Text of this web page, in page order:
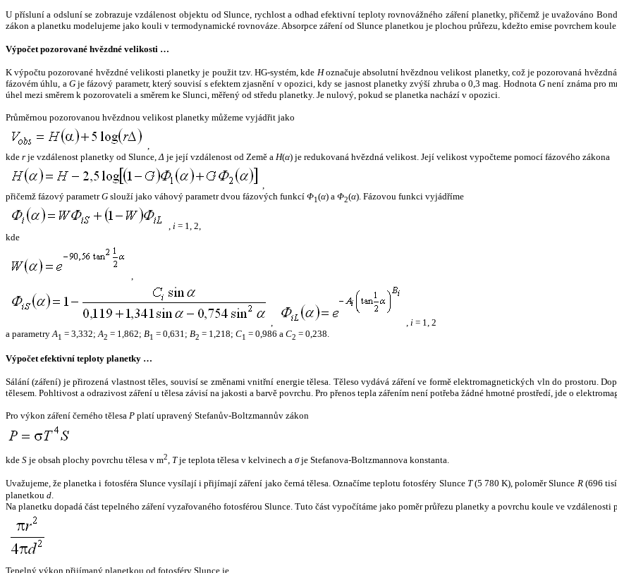
U přísluní a odsluní se zobrazuje vzdálenost objektu od Slunce, rychlost a odhad efektivní teploty rovnovážného záření planetky, přičemž je uvažováno
zákon a planetku modelujeme jako kouli v termodynamické rovnováze. Absorpce záření od Slunce planetkou je plochou průřezu, kdežto emise povrchem koule.
Výpočet pozorované hvězdné velikosti …
K výpočtu pozorované hvězdné velikosti planetky je použit tzv. HG-systém, kde Hoznačuje absolutní hvězdnou velikost planetky, což je pozorovaná
fázovém úhlu, a Gje fázový parametr, který souvisí s efektem zjasnění v opozici, kdy se jasnost planetky zvýší zhruba o 0,3 mag. HodnotaG není známa pro
úhel mezi směrem k pozorovateli a směrem ke Slunci, měřený od středu planetky. Je nulový, pokud se planetka nachází v opozici.
Průměrnou pozorovanou hvězdnou velikost planetky můžeme vyjádřit jako
,
kde r je vzdálenost planetky od Slunce,Δ je její vzdálenost od Země a H(α) je redukovaná hvězdná velikost. Její velikost vypočteme pomocí fázového zákona
,
přičemž fázový parametrG slouží jako váhový parametr dvou fázových funkcí Φ1(α) a Φ2(α). Fázovou funkci vyjádříme
, i = 1, 2,
kde
,
, , i = 1, 2
a parametryA1 = 3,332;A2 = 1,862; B1 = 0,631; B2 = 1,218; C1 = 0,986 a C2 = 0,238.
Výpočet efektivní teploty planetky …
Sálání (záření) je přirozená vlastnost těles, souvisí se změnami vnitřní energie tělesa. Těleso vydává záření ve formě elektromagnetických vln do prostoru.
tělesem. Pohltivost a odrazivost záření u tělesa závisí na jakosti a barvě povrchu. Pro přenos tepla zářením není potřeba žádné hmotné prostředí, jde o
Pro výkon záření černého tělesa P platí upravený Stefanův-Boltzmannův zákon
kde S je obsah plochy povrchu tělesa v m2, Tje teplota tělesa v kelvinech a σje Stefanova-Boltzmannova konstanta.
Uvažujeme, že planetka i fotosféra Slunce vysílají i přijímají záření jako černá tělesa. Označíme teplotu fotosféry Slunce T(5 780 K), poloměr Slunce R(696
planetkou d.
Na planetku dopadá část tepelného záření vyzařovaného fotosférou Slunce. Tuto část vypočítáme jako poměr průřezu planetky a povrchu koule ve vzdálenosti
Tepelný výkon přijímaný planetkou od fotosféry Slunce je